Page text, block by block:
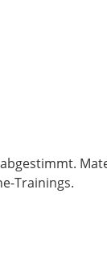
Trainings.